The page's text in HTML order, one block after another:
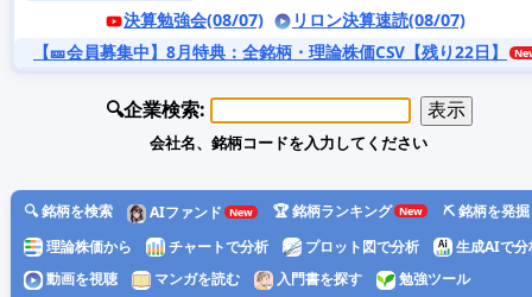
決算勉強会(08/07)
リロン決算速読(08/07)
【🎫会員募集中】8月特典 ：全銘柄・理論株価CSV【残り22日】
🔍企業検索:
会社名、銘柄コードを入力してください
🔍 銘柄を検索 AIファンド 🏆 銘柄ランキング
⛏️ 銘柄を発掘
理論株価から
チャートで分析 プロット図で分析
生成AIで分
動画を視聴
マンガを読む 入門書を探す
勉強ツール